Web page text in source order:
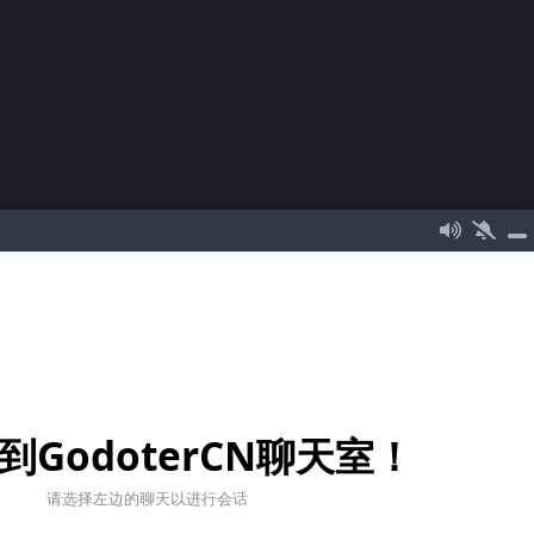
GodoterCN聊天室！
请选择左边的聊天以进行会话